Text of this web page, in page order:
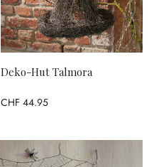
Deko-Hut Talmora
CHF 44.95